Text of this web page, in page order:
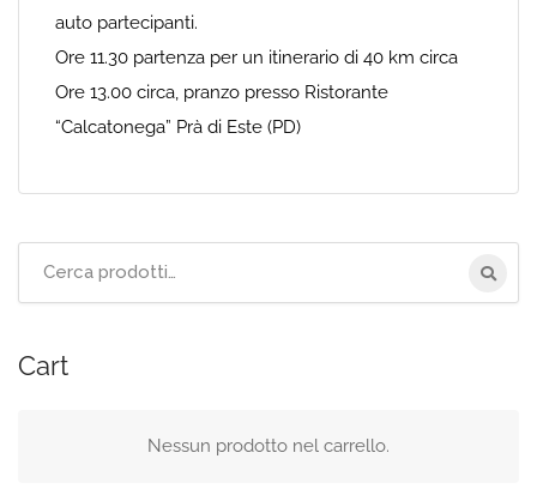
auto partecipanti.
Ore 11.30 partenza per un itinerario di 40 km circa
Ore 13.00 circa, pranzo presso Ristorante
“Calcatonega” Prà di Este (PD)
Cart
Nessun prodotto nel carrello.